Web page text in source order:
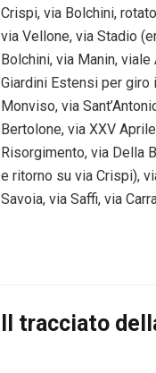
Crispi, via Bolchini,
via Vellone, via Stadio
Bolchini, via Manin,
Giardini Estensi per giro
Monviso, via
Bertolone, via XXV
Risorgimento, via Della
e ritorno su via Crispi),
Savoia, via Saffi, via
Il tracciato